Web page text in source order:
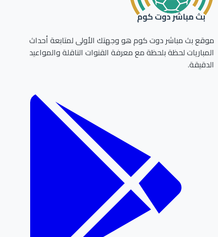
بث مباشر دوت كوم هو وجهتك الأولى لمتابعة أحداث
لحظة بلحظة مع معرفة القنوات الناقلة والمواعيد